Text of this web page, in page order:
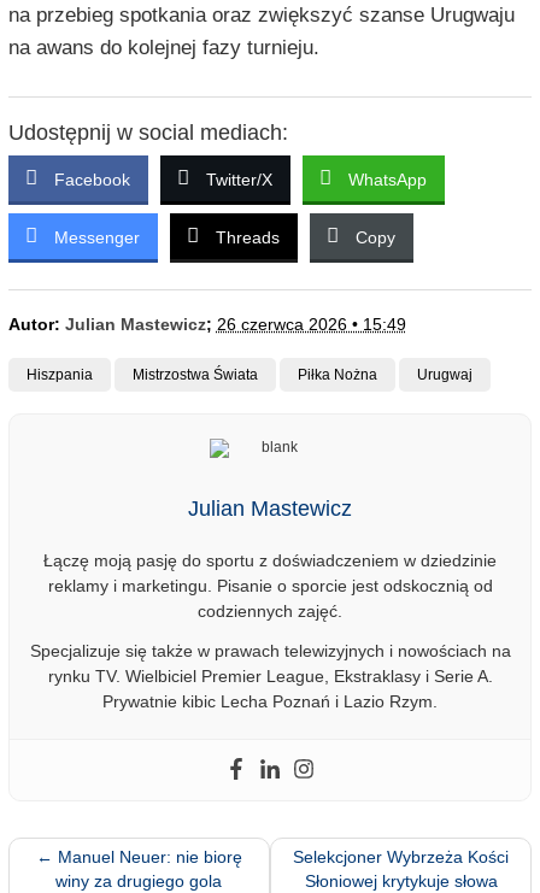
na przebieg spotkania oraz zwiększyć szanse Urugwaju
na awans do kolejnej fazy turnieju.
Udostępnij w social mediach:
Facebook Twitter/X WhatsApp
Messenger Threads Copy
Autor: Julian Mastewicz; 26 czerwca 2026 • 15:49
Hiszpania Mistrzostwa Świata Piłka Nożna Urugwaj
Julian Mastewicz
Łączę moją pasję do sportu z doświadczeniem w dziedzinie
reklamy i marketingu. Pisanie o sporcie jest odskocznią od
codziennych zajęć.
Specjalizuje się także w prawach telewizyjnych i nowościach na
rynku TV. Wielbiciel Premier League, Ekstraklasy i Serie A.
Prywatnie kibic Lecha Poznań i Lazio Rzym.
← Manuel Neuer: nie biorę
winy za drugiego gola
Selekcjoner Wybrzeża Kości
Słoniowej krytykuje słowa